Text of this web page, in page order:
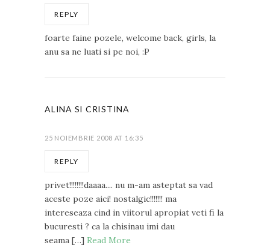
REPLY
foarte faine pozele, welcome back, girls, la
anu sa ne luati si pe noi, :P
ALINA SI CRISTINA
25 NOIEMBRIE 2008 AT 16:35
REPLY
privet!!!!!!!!daaaa.... nu m-am asteptat sa vad
aceste poze aici! nostalgic!!!!!!! ma
intereseaza cind in viitorul apropiat veti fi la
bucuresti ? ca la chisinau imi dau
seama […] Read More